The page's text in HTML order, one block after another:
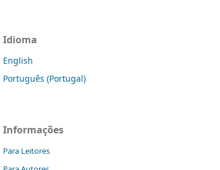
Idioma
English
Português (Portugal)
Informações
Para Leitores